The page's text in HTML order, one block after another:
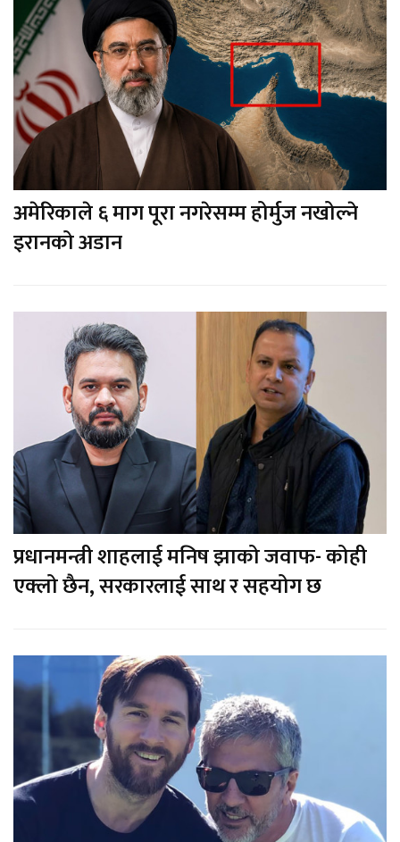
अमेरिकाले ६ माग पूरा नगरेसम्म होर्मुज नखोल्ने
इरानको अडान
प्रधानमन्त्री शाहलाई मनिष झाको जवाफ- कोही
एक्लो छैन, सरकारलाई साथ र सहयोग छ